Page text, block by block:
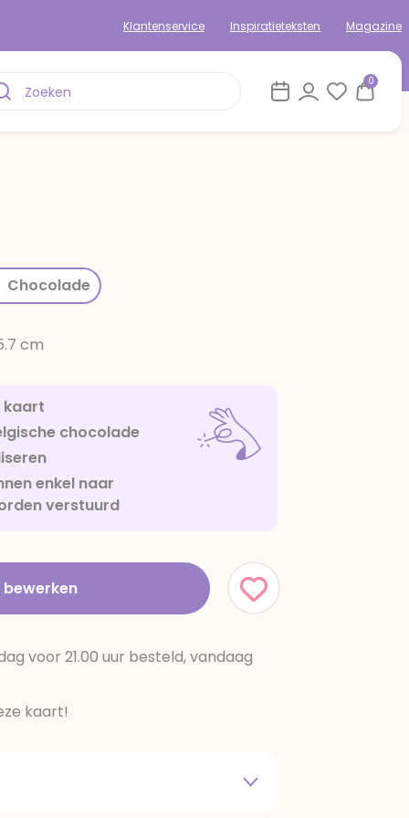
Klantenservice Inspiratieteksten Magazine
0
Chocolade
cm
kaart
chocolade
enkel naar
verstuurd
voor 21.00 uur besteld, vandaag
kaart!